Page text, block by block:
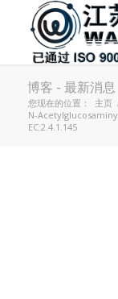
博客 - 最新消息
您现在的位置： 主页
N-
EC:2.4.1.145